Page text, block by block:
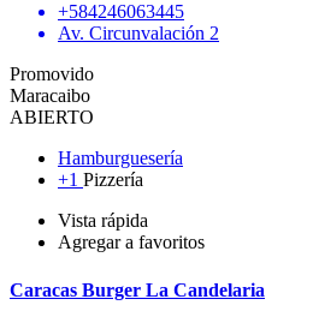
+584246063445
Av. Circunvalación 2
Promovido
Maracaibo
ABIERTO
Hamburguesería
+1 Pizzería
Vista rápida
Agregar a favoritos
Caracas Burger La Candelaria